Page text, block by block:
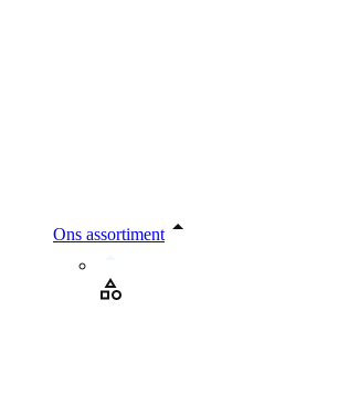
Ons assortiment